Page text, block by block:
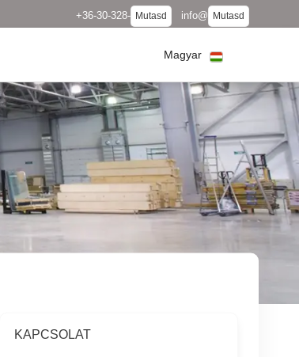
+36-30-328- Mutasd info@ Mutasd
Magyar
KAPCSOLAT